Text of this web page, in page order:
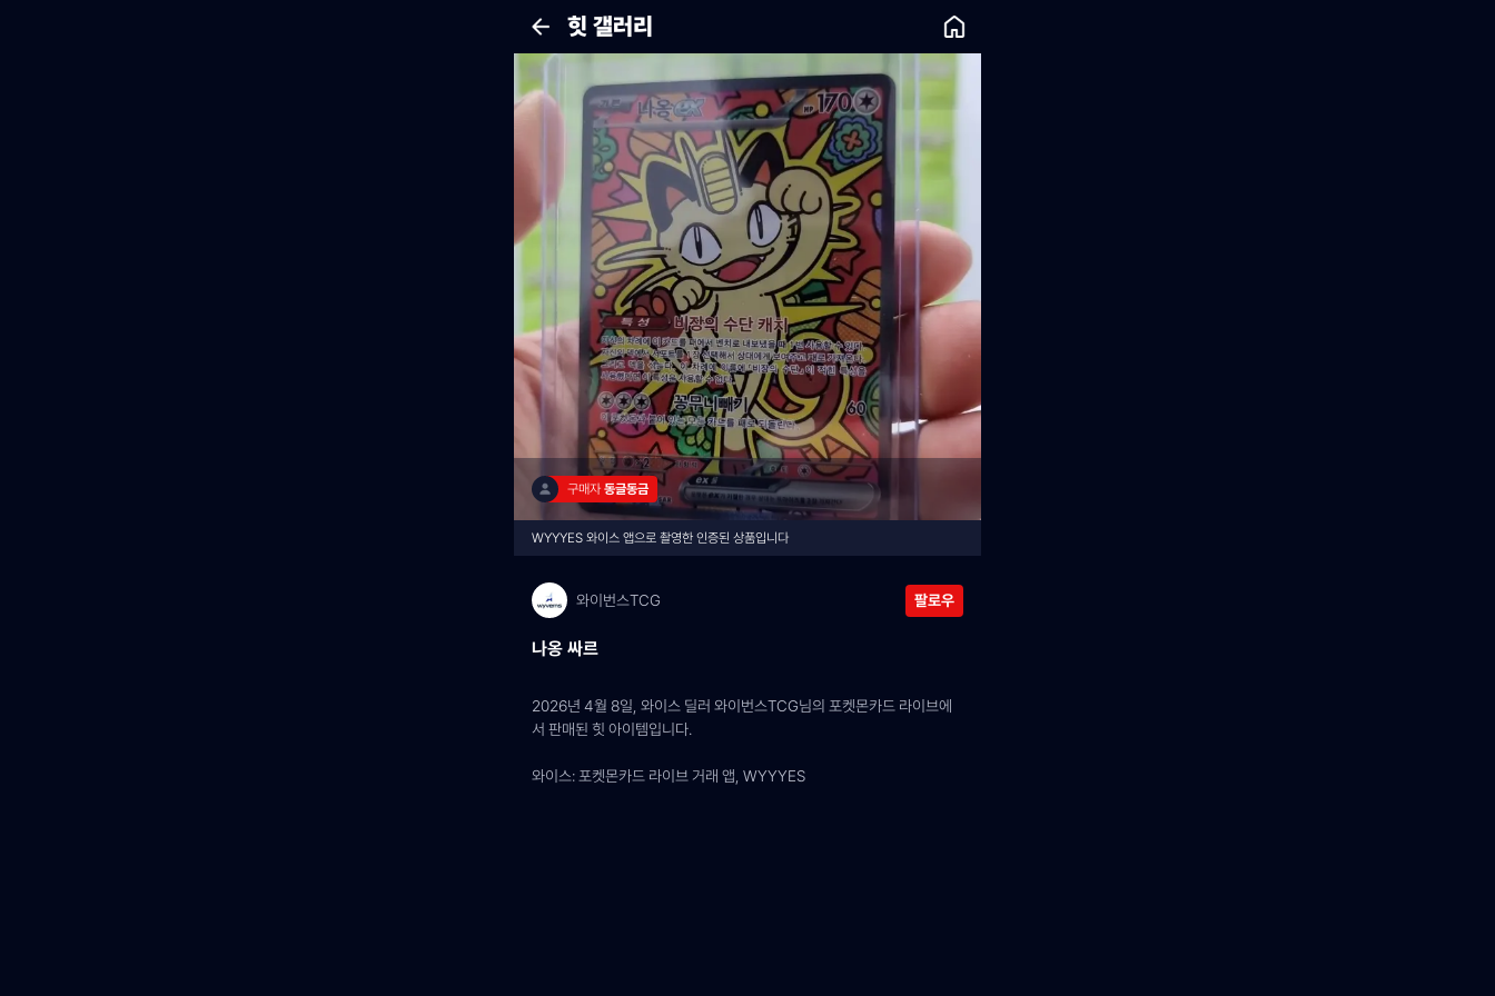
힛 갤러리
구매자 동글동금
WYYYES 와이스 앱으로 촬영한 인증된 상품입니다
와이번스TCG 팔로우
나옹 싸르
2026년 4월 8일, 와이스 딜러 와이번스TCG님의 포켓몬카드 라이브에
서 판매된 힛 아이템입니다.
와이스: 포켓몬카드 라이브 거래 앱, WYYYES